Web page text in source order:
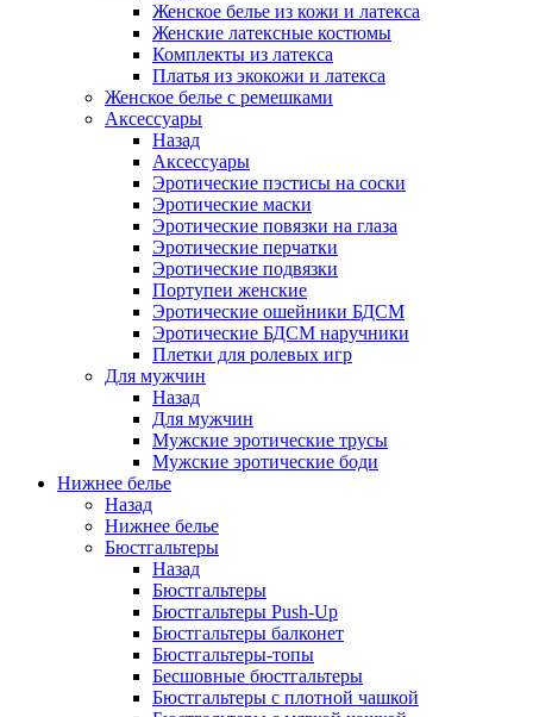
Женское белье из кожи и латекса
Женские латексные костюмы
Комплекты из латекса
Платья из экокожи и латекса
Женское белье с ремешками
Аксессуары
Назад
Аксессуары
Эротические пэстисы на соски
Эротические маски
Эротические повязки на глаза
Эротические перчатки
Эротические подвязки
Портупеи женские
Эротические ошейники БДСМ
Эротические БДСМ наручники
Плетки для ролевых игр
Для мужчин
Назад
Для мужчин
Мужские эротические трусы
Мужские эротические боди
Нижнее белье
Назад
Нижнее белье
Бюстгальтеры
Назад
Бюстгальтеры
Бюстгальтеры Push-Up
Бюстгальтеры балконет
Бюстгальтеры-топы
Бесшовные бюстгальтеры
Бюстгальтеры с плотной чашкой